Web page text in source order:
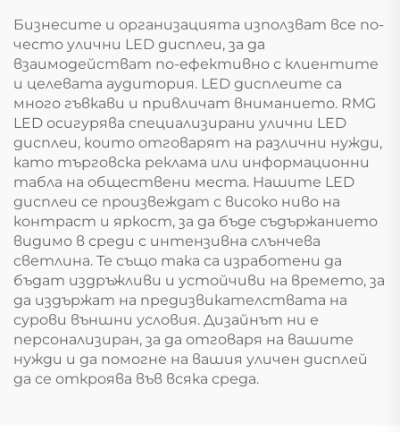
Бизнесите и организацията използват все по-
често улични LED дисплеи, за да
взаимодействат по-ефективно с клиентите
и целевата аудитория. LED дисплеите са
много гъвкави и привличат вниманието. RMG
LED осигурява специализирани улични LED
дисплеи, които отговарят на различни нужди,
като търговска реклама или информационни
табла на обществени места. Нашите LED
дисплеи се произвеждат с високо ниво на
контраст и яркост, за да бъде съдържанието
видимо в среди с интензивна слънчева
светлина. Те също така са изработени да
бъдат издръжливи и устойчиви на времето, за
да издържат на предизвикателствата на
сурови външни условия. Дизайнът ни е
персонализиран, за да отговаря на вашите
нужди и да помогне на вашия уличен дисплей
да се откроява във всяка среда.